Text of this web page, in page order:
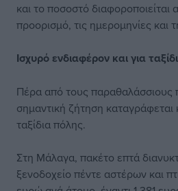
και το ποσοστό διαφοροποιείται
προορισμό, τις ημερομηνίες και
Ισχυρό ενδιαφέρον και για
Πέρα από τους παραθαλάσσιους
σημαντική ζήτηση
ταξίδια πόλης.
Στη Μάλαγα, πακέτο επτά
ξενοδοχείο πέντε αστέρων και